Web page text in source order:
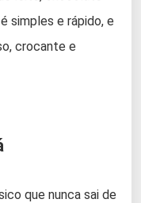
simples e rápido, e
crocante e
que nunca sai de